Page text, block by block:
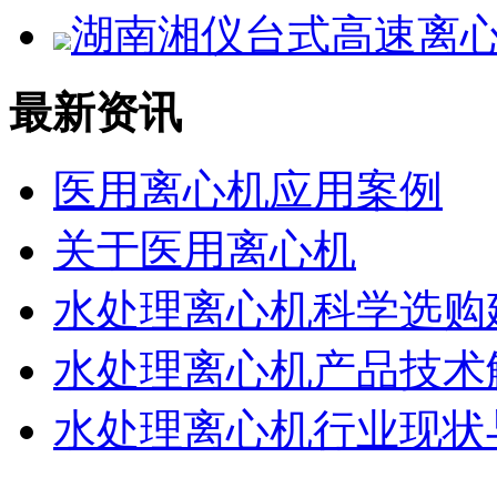
湖南湘仪台式高速离
最新资讯
医用离心机应用案例
关于医用离心机
水处理离心机科学选购
水处理离心机产品技术
水处理离心机行业现